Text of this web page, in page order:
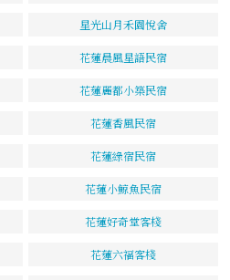
星光山月禾園悅舍
花蓮晨風星語民宿
花蓮麗都小築民宿
花蓮香風民宿
花蓮綠宿民宿
花蓮小鯨魚民宿
花蓮好奇堂客棧
花蓮六福客棧